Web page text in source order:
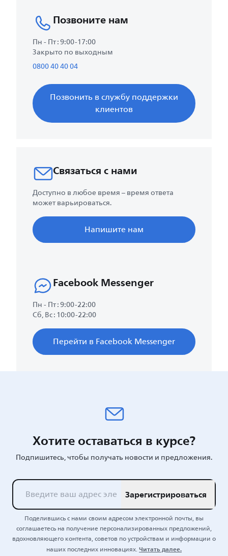
Позвоните нам
Пн - Пт : 9:00-17:00
Закрыто по выходным
0800 40 40 04
Позвонить в службу поддержки
клиентов
Связаться с нами
Доступно в любое время – время ответа
может варьироваться.
Напишите нам
Facebook Messenger
Пн - Пт : 9:00-22:00
Сб, Вс : 10:00-22:00
Перейти в Facebook Messenger
Хотите оставаться в курсе?
Подпишитесь, чтобы получать новости и предложения.
Зарегистрироваться
Поделившись с нами своим адресом электронной почты, вы
соглашаетесь на получение персонализированных предложений,
вдохновляющего контента, советов по устройствам и информации о
наших последних инновациях.Читать далее.